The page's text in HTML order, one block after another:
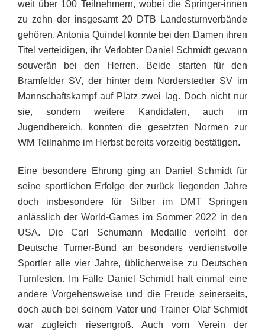
weit über 100 Teilnehmern, wobei die Springer-innen
zu zehn der insgesamt 20 DTB Landesturnverbände
gehören. Antonia Quindel konnte bei den Damen ihren
Titel verteidigen, ihr Verlobter Daniel Schmidt gewann
souverän bei den Herren. Beide starten für den
Bramfelder SV, der hinter dem Norderstedter SV im
Mannschaftskampf auf Platz zwei lag. Doch nicht nur
sie, sondern weitere Kandidaten, auch im
Jugendbereich, konnten die gesetzten Normen zur
WM Teilnahme im Herbst bereits vorzeitig bestätigen.
Eine besondere Ehrung ging an Daniel Schmidt für
seine sportlichen Erfolge der zurück liegenden Jahre
doch insbesondere für Silber im DMT Springen
anlässlich der World-Games im Sommer 2022 in den
USA. Die Carl Schumann Medaille verleiht der
Deutsche Turner-Bund an besonders verdienstvolle
Sportler alle vier Jahre, üblicherweise zu Deutschen
Turnfesten. Im Falle Daniel Schmidt halt einmal eine
andere Vorgehensweise und die Freude seinerseits,
doch auch bei seinem Vater und Trainer Olaf Schmidt
war zugleich riesengroß. Auch vom Verein der